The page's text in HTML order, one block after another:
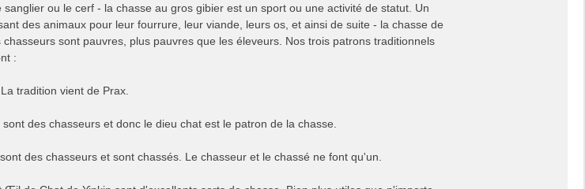
ou le cerf - la chasse au gros gibier est un sport ou une activité de statut. Un
des animaux pour leur fourrure, leur viande, leurs os, et ainsi de suite - la chasse de
sont pauvres, plus pauvres que les éleveurs. Nos trois patrons traditionnels
:
tradition vient de Prax.
des chasseurs et donc le dieu chat est le patron de la chasse.
des chasseurs et sont chassés. Le chasseur et le chassé ne font qu'un.